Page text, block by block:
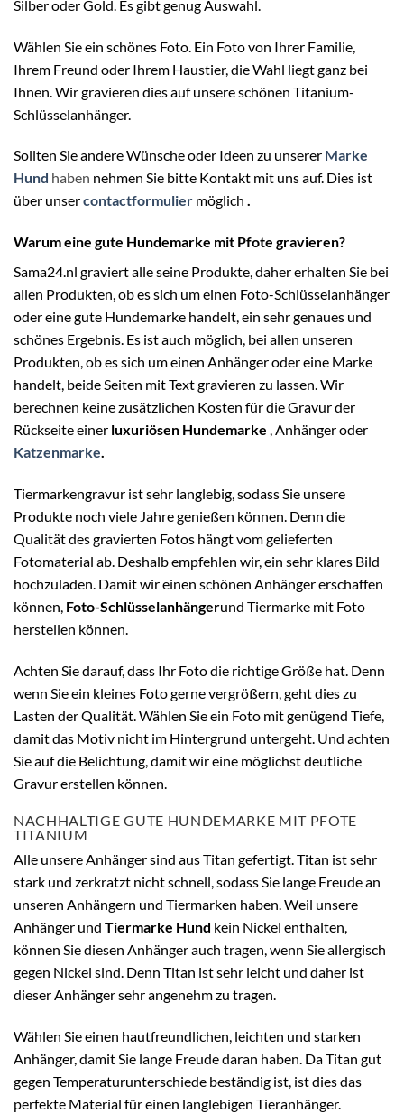
Silber oder Gold. Es gibt genug Auswahl.
Wählen Sie ein schönes Foto. Ein Foto von Ihrer Familie,
Ihrem Freund oder Ihrem Haustier, die Wahl liegt ganz bei
Ihnen. Wir gravieren dies auf unsere schönen Titanium-
Schlüsselanhänger.
Sollten Sie andere Wünsche oder Ideen zu unserer Marke
Hund haben nehmen Sie bitte Kontakt mit uns auf. Dies ist
über unsercontactformulier möglich .
Warum eine gute Hundemarke mit Pfote gravieren?
Sama24.nl graviert alle seine Produkte, daher erhalten Sie bei
allen Produkten, ob es sich um einen Foto-Schlüsselanhänger
oder eine gute Hundemarke handelt, ein sehr genaues und
schönes Ergebnis. Es ist auch möglich, bei allen unseren
Produkten, ob es sich um einen Anhänger oder eine Marke
handelt, beide Seiten mit Text gravieren zu lassen. Wir
berechnen keine zusätzlichen Kosten für die Gravur der
Rückseite einer luxuriösen Hundemarke , Anhänger oder
Katzenmarke.
Tiermarkengravur ist sehr langlebig, sodass Sie unsere
Produkte noch viele Jahre genießen können. Denn die
Qualität des gravierten Fotos hängt vom gelieferten
Fotomaterial ab. Deshalb empfehlen wir, ein sehr klares Bild
hochzuladen. Damit wir einen schönen Anhänger erschaffen
können, Foto-Schlüsselanhängerund Tiermarke mit Foto
herstellen können.
Achten Sie darauf, dass Ihr Foto die richtige Größe hat. Denn
wenn Sie ein kleines Foto gerne vergrößern, geht dies zu
Lasten der Qualität. Wählen Sie ein Foto mit genügend Tiefe,
damit das Motiv nicht im Hintergrund untergeht. Und achten
Sie auf die Belichtung, damit wir eine möglichst deutliche
Gravur erstellen können.
NACHHALTIGE GUTE HUNDEMARKE MIT PFOTE
TITANIUM
Alle unsere Anhänger sind aus Titan gefertigt. Titan ist sehr
stark und zerkratzt nicht schnell, sodass Sie lange Freude an
unseren Anhängern und Tiermarken haben. Weil unsere
Anhänger und Tiermarke Hund kein Nickel enthalten,
können Sie diesen Anhänger auch tragen, wenn Sie allergisch
gegen Nickel sind. Denn Titan ist sehr leicht und daher ist
dieser Anhänger sehr angenehm zu tragen.
Wählen Sie einen hautfreundlichen, leichten und starken
Anhänger, damit Sie lange Freude daran haben. Da Titan gut
gegen Temperaturunterschiede beständig ist, ist dies das
perfekte Material für einen langlebigen Tieranhänger.